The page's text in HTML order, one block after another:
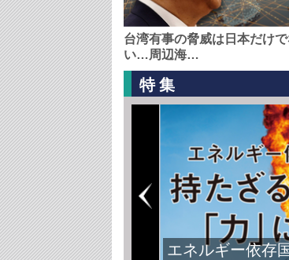
台湾有事の脅威は日本だけ
い…周辺海…
特集
エネルギー依存